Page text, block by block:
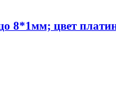
8*1мм; цвет